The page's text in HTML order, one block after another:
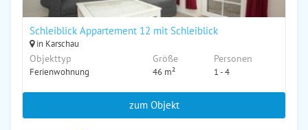
Schleiblick Appartement 12 mit Schleiblick
in Karschau
Objekttyp
Ferienwohnung
Größe
46 m²
Personen
1 - 4
zum Objekt